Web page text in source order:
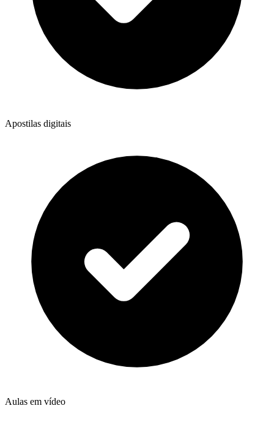
Apostilas digitais
Aulas em vídeo